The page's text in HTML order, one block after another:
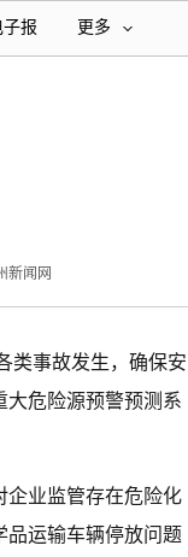
子报 更多
新闻网
类事故发生，确保安
大危险源预警预测系
企业监管存在危险化
品运输车辆停放问题